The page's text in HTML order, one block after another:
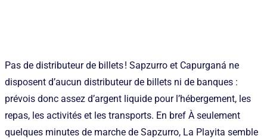
Pas de distributeur de billets ! Sapzurro et Capurganá ne
disposent d’aucun distributeur de billets ni de banques :
prévois donc assez d’argent liquide pour l’hébergement, les
repas, les activités et les transports. En bref À seulement
quelques minutes de marche de Sapzurro, La Playita semble